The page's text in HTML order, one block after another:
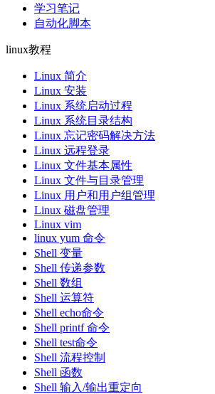
学习笔记
自动化脚本
linux教程
Linux 简介
Linux 安装
Linux 系统启动过程
Linux 系统目录结构
Linux 忘记密码解决方法
Linux 远程登录
Linux 文件基本属性
Linux 文件与目录管理
Linux 用户和用户组管理
Linux 磁盘管理
Linux vim
linux yum 命令
Shell 变量
Shell 传递参数
Shell 数组
Shell 运算符
Shell echo命令
Shell printf 命令
Shell test命令
Shell 流程控制
Shell 函数
Shell 输入/输出重定向